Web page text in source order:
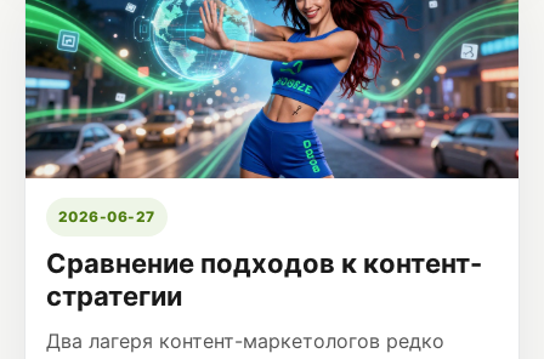
2026-06-27
Сравнение подходов к контент-
стратегии
Два лагеря контент-маркетологов редко